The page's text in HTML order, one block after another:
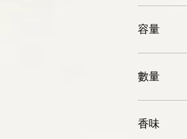
木棉花
檜木
牡丹花
玫瑰
薰衣草
容量
10張
120ml
300ml
500ml
數量
100張
1包/80片
香味